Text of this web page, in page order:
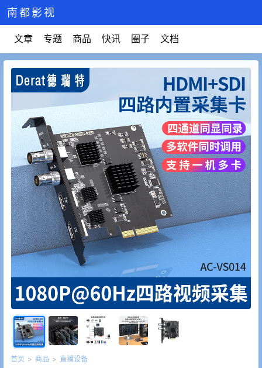
南都影视
文章 专题 商品 快讯 圈子 文档
首页 > 商品 > 直播设备